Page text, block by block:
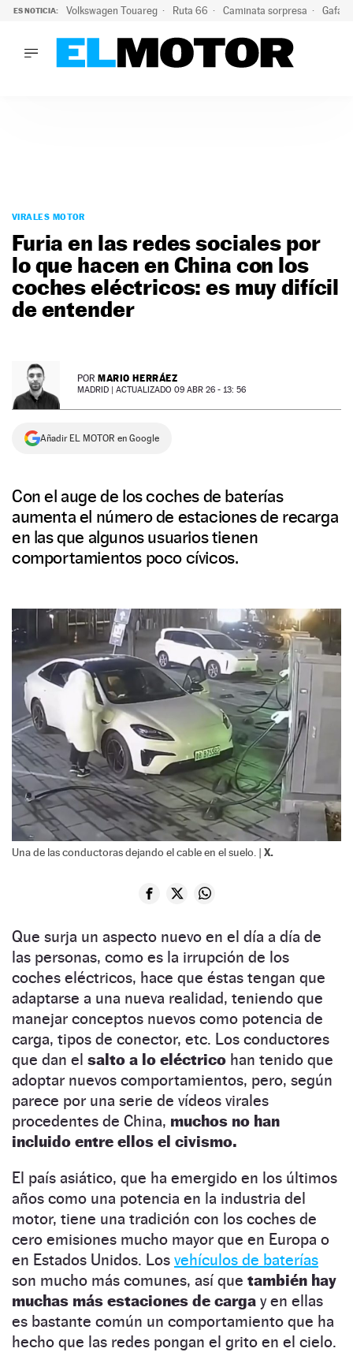
ES NOTICIA: Volkswagen Touareg Ruta 66 Caminata sorpresa Gafas
PODCAST
MOTOS
TECNOLOGÍA
SUPERCOCHES
MOTORTV
NEWSLETTER
VIRALES MOTOR
Furia en las redes sociales por
lo que hacen en China con los
coches eléctricos: es muy difícil
de entender
POR MARIO HERRÁEZ
MADRID | ACTUALIZADO 09 ABR 26 - 13: 56
Añadir EL MOTOR en Google
Con el auge de los coches de baterías
aumenta el número de estaciones de recarga
en las que algunos usuarios tienen
comportamientos poco cívicos.
Una de las conductoras dejando el cable en el suelo. | X.
Que surja un aspecto nuevo en el día a día de
las personas, como es la irrupción de los
coches eléctricos, hace que éstas tengan que
adaptarse a una nueva realidad, teniendo que
manejar conceptos nuevos como potencia de
carga, tipos de conector, etc. Los conductores
que dan el salto a lo eléctrico han tenido que
adoptar nuevos comportamientos, pero, según
parece por una serie de vídeos virales
procedentes de China, muchos no han
incluido entre ellos el civismo.
El país asiático, que ha emergido en los últimos
años como una potencia en la industria del
motor, tiene una tradición con los coches de
cero emisiones mucho mayor que en Europa o
en Estados Unidos. Los vehículos de baterías
son mucho más comunes, así que también hay
muchas más estaciones de carga y en ellas
es bastante común un comportamiento que ha
hecho que las redes pongan el grito en el cielo.